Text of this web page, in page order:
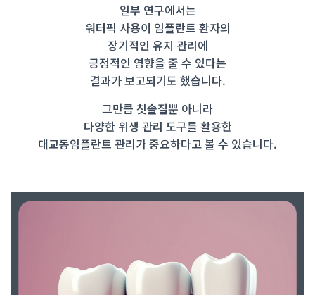
일부 연구에서는
워터픽 사용이 임플란트 환자의
장기적인 유지 관리에
긍정적인 영향을 줄 수 있다는
결과가 보고되기도 했습니다.
그만큼 칫솔질뿐 아니라
다양한 위생 관리 도구를 활용한
대교동임플란트 관리가 중요하다고 볼 수 있습니다.